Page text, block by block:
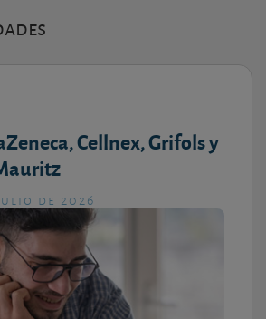
Cellnex, Grifols y
de 2026